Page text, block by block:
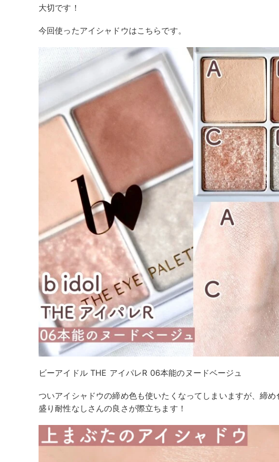
大切です！
今回使ったアイシャドウはこちらです。
ビーアイドル THE アイパレR 06本能のヌードベージュ
ついアイシャドウの締め色も使いたくなってしまいますが、締
盛り耐性なしさんの良さが際立ちます！